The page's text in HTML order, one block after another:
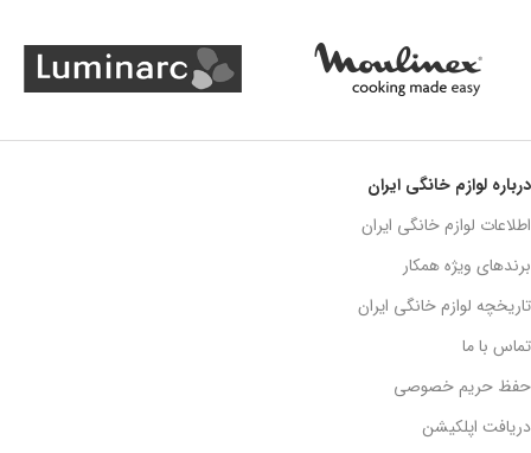
درباره لوازم خانگی ایران
اطلاعات لوازم خانگی ایران
برندهای ویژه همکار
تاریخچه لوازم خانگی ایران
تماس با ما
حفظ حریم خصوصی
دریافت اپلکیشن